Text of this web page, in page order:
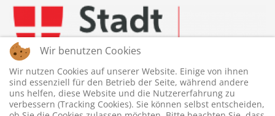
Wir benutzen Cookies
Wir nutzen Cookies auf unserer Website. Einige von ihnen
sind essenziell für den Betrieb der Seite, während andere
uns helfen, diese Website und die Nutzererfahrung zu
verbessern (Tracking Cookies). Sie können selbst entscheiden,